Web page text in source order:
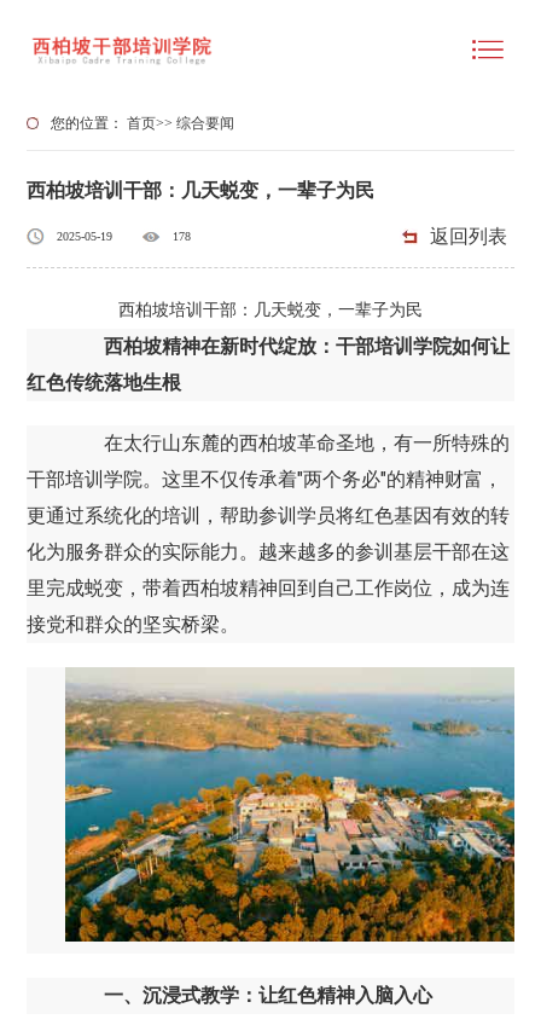
您的位置：首页>>综合要闻
西柏坡培训干部：几天蜕变，一辈子为民
2025-05-19 178 返回列表
西柏坡培训干部：几天蜕变，一辈子为民
西柏坡精神在新时代绽放：干部培训学院如何让
红色传统落地生根
在太行山东麓的西柏坡革命圣地，有一所特殊的
干部培训学院。这里不仅传承着"两个务必"的精神财富，
更通过系统化的培训，帮助参训学员将红色基因有效的转
化为服务群众的实际能力。越来越多的参训基层干部在这
里完成蜕变，带着西柏坡精神回到自己工作岗位，成为连
接党和群众的坚实桥梁。
一、沉浸式教学：让红色精神入脑入心